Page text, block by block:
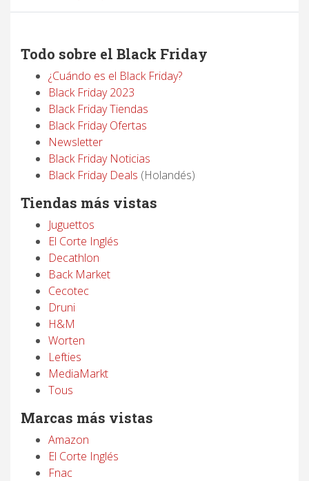
Todo sobre el Black Friday
¿Cuándo es el Black Friday?
Black Friday 2023
Black Friday Tiendas
Black Friday Ofertas
Newsletter
Black Friday Noticias
Black Friday Deals (Holandés)
Tiendas más vistas
Juguettos
El Corte Inglés
Decathlon
Back Market
Cecotec
Druni
H&M
Worten
Lefties
MediaMarkt
Tous
Marcas más vistas
Amazon
El Corte Inglés
Fnac